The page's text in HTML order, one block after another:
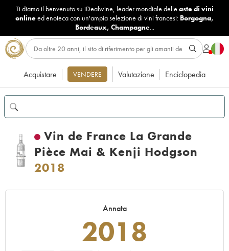
Ti diamo il benvenuto su iDealwine, leader mondiale delle aste di vini
onlineed enoteca con un'ampia selezione di vini francesi: Borgogna,
Bordeaux, Champagne...
Acquistare VENDERE Valutazione Enciclopedia
Vin de France La Grande
Pièce Mai & Kenji Hodgson
2018
Annata
2018